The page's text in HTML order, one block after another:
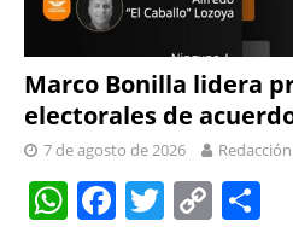
Marco Bonilla lidera
electorales de
7 de agosto de 2026 Redacción
W F T C